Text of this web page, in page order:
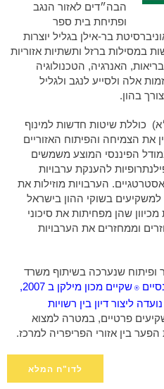
הבה״דים לאזור הנגב
ופתיחת בית ספר
בר-אילן בגליל יוצרות
במסילות ברזל ותשתיות אזוריות
האנרגיה, הטכנולוגיה
אלה ולסייע לנגב ולגליל
בהון.
כוללת שיטות חדשות למינוף
את הצמיחה והפיתוח האזוריים
הפיננסי המוצע משמשים
להענקת ערבויות
הערבויות מוזילות את
בשוקי ההון בישראל
שהן מפחיתות את סיכוני
וממחזרים את הערבויות
ופיתוח שנערכה בשיתוף משרד
® שקיים מכון מילקן ב 2007
,
ליצור דיון בין רשויות
פרטיים, במטרה למצוא
בין אזורי הפריפריה למרכז.
לדו"ח המלא